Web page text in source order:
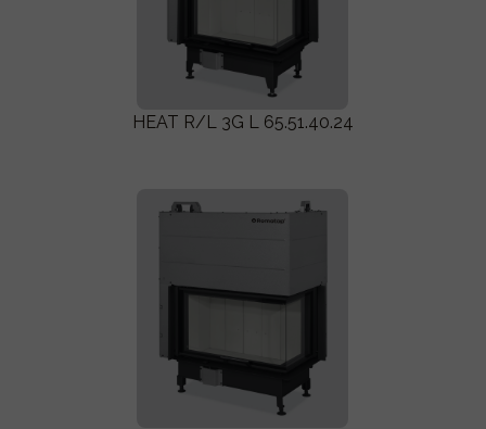
HEAT R/L 3G L 65.51.40.24